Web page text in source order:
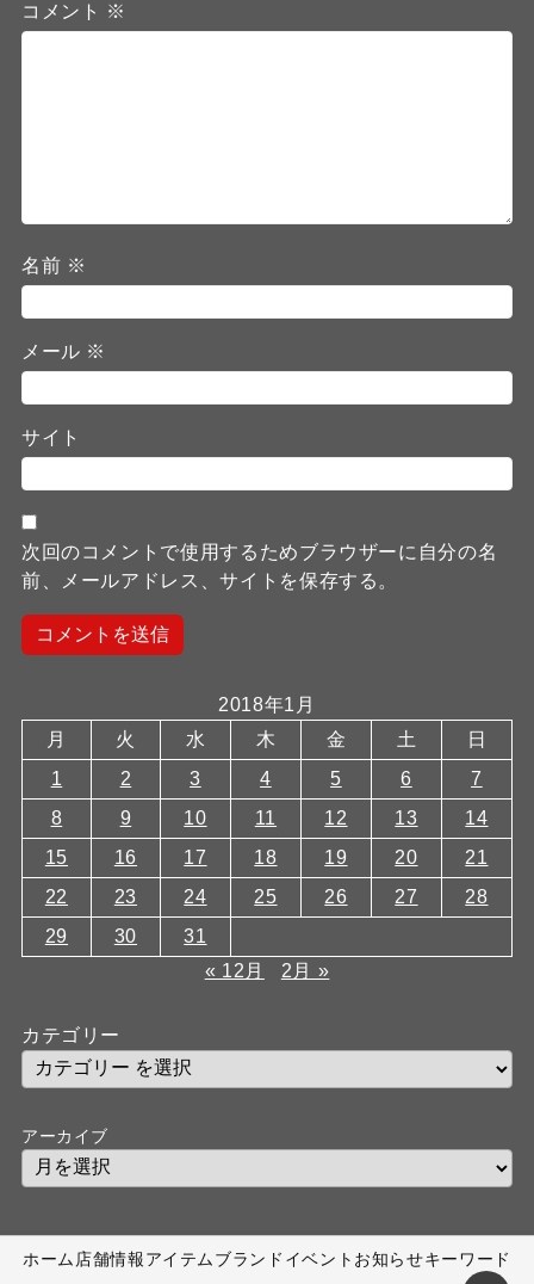
コメント ※
名前 ※
メール ※
サイト
次回のコメントで使用するためブラウザーに自分の名
前、メールアドレス、サイトを保存する。
2018年1月
月
火 水 木 金 土
日
1
2 3 4 5 6
7
8
9 10 11 12 13
14
15
16 17 18 19 20
21
22
23 24 25 26 27
28
29
30
31
« 12月
2月 »
カテゴリー
アーカイブ
ホーム 店舗情報アイテムブランド イベント お知らせキーワード